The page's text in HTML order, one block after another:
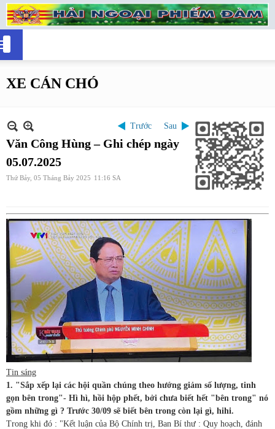
XE CÁN CHÓ
Trước Sau
Văn Công Hùng – Ghi chép ngày
05.07.2025
Thứ Bảy, 05 Tháng Bảy 2025 11:16 SA
Tin sáng
1. "Sắp xếp lại các hội quần chúng theo hướng giảm số lượng, tinh
gọn bên trong"- Hì hì, hồi hộp phết, bởi chưa biết hết "bên trong" nó
gồm những gì ? Trước 30/09 sẽ biết bên trong còn lại gì, hihi.
Trong khi đó : "Kết luận của Bộ Chính trị, Ban Bí thư : Quy hoạch, đánh